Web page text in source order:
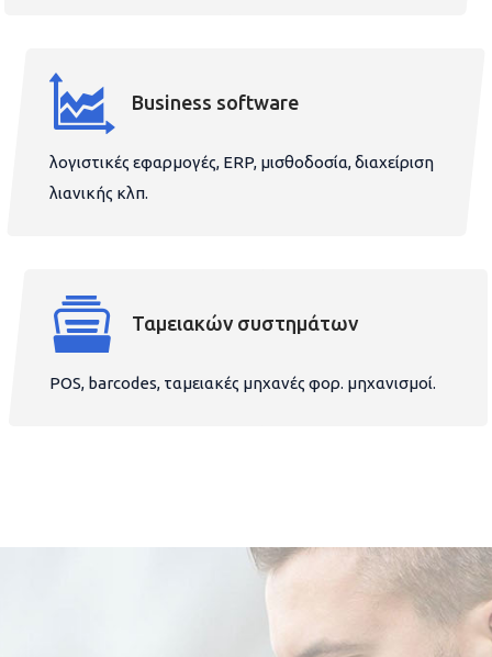
Business software
λογιστικές εφαρμογές, ERP, μισθοδοσία, διαχείριση
λιανικής κλπ.
Ταμειακών συστημάτων
POS, barcodes, ταμειακές μηχανές φορ. μηχανισμοί.